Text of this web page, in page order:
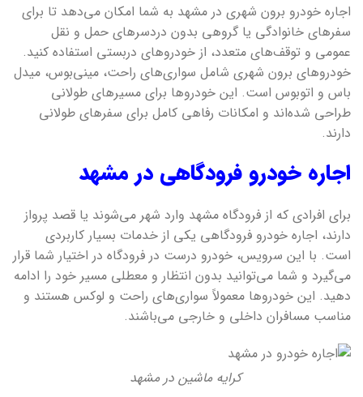
اجاره خودرو برون شهری در مشهد به شما امکان می‌دهد تا برای
سفرهای خانوادگی یا گروهی بدون دردسرهای حمل و نقل
عمومی و توقف‌های متعدد، از خودروهای دربستی استفاده کنید.
خودروهای برون شهری شامل سواری‌های راحت، مینی‌بوس، میدل
باس و اتوبوس است. این خودروها برای مسیرهای طولانی
طراحی شده‌اند و امکانات رفاهی کامل برای سفرهای طولانی
دارند.
اجاره خودرو فرودگاهی در مشهد
برای افرادی که از فرودگاه مشهد وارد شهر می‌شوند یا قصد پرواز
دارند، اجاره خودرو فرودگاهی یکی از خدمات بسیار کاربردی
است. با این سرویس، خودرو درست در فرودگاه در اختیار شما قرار
می‌گیرد و شما می‌توانید بدون انتظار و معطلی مسیر خود را ادامه
دهید. این خودروها معمولاً سواری‌های راحت و لوکس هستند و
مناسب مسافران داخلی و خارجی می‌باشند.
کرایه ماشین در مشهد